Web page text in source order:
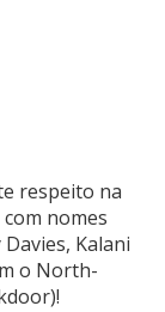
respeito na
nomes
Kalani
o North-